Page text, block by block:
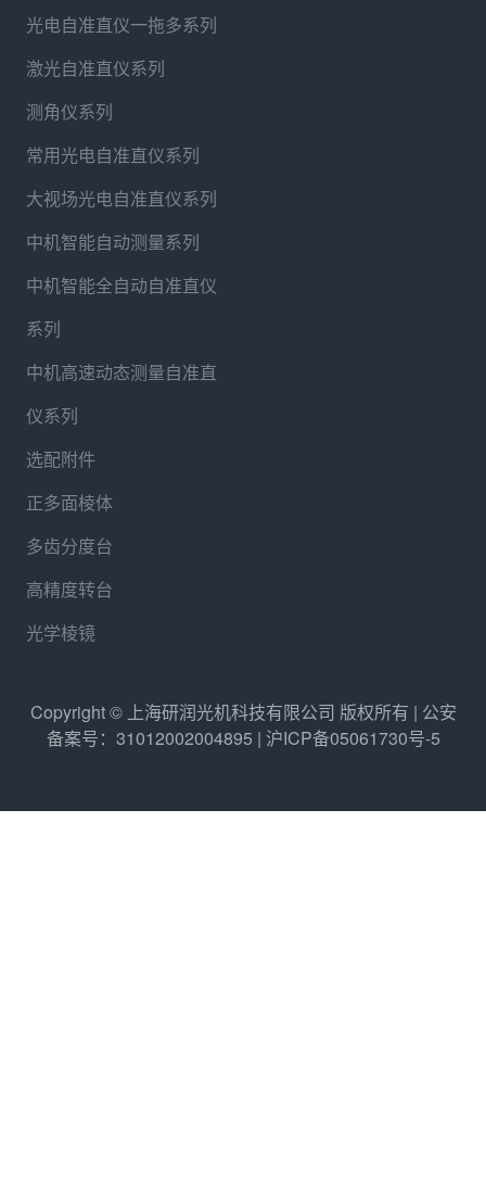
光电自准直仪一拖多系列
激光自准直仪系列
测角仪系列
常用光电自准直仪系列
大视场光电自准直仪系列
中机智能自动测量系列
中机智能全自动自准直仪
系列
中机高速动态测量自准直
仪系列
选配附件
正多面棱体
多齿分度台
高精度转台
光学棱镜
Copyright © 上海研润光机科技有限公司 版权所有 | 公安
备案号：31012002004895 | 沪ICP备05061730号-5